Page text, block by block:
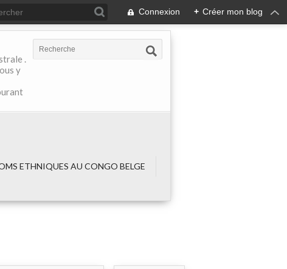
Connexion + Créer mon blog
.
y
ETHNIQUES AU CONGO BELGE